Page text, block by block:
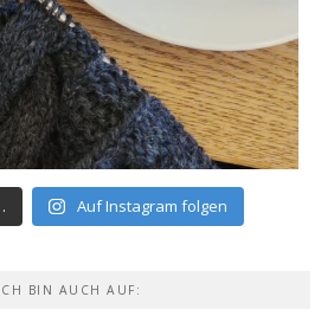
Auf Instagram folgen
BIN AUCH AUF: